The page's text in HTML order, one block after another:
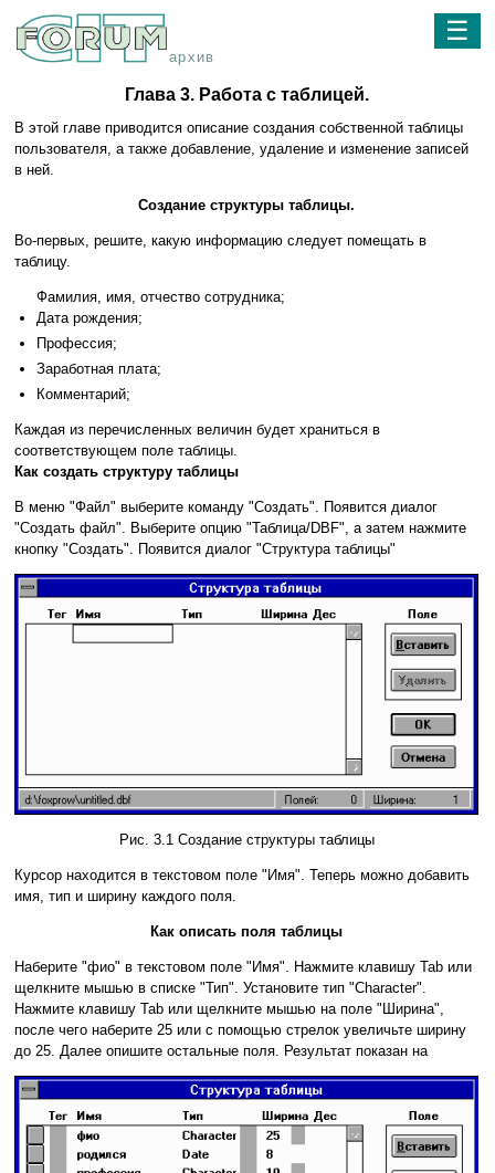
архив
☰
Глава 3. Работа с таблицей.
В этой главе приводится описание создания собственной таблицы
пользователя, а также добавление, удаление и изменение записей
в ней.
Создание структуры таблицы.
Во-первых, решите, какую информацию следует помещать в
таблицу.
Фамилия, имя, отчество сотрудника;
Дата рождения;
Профессия;
Заработная плата;
Комментарий;
Каждая из перечисленных величин будет храниться в
соответствующем поле таблицы.
Как создать структуру таблицы
В меню "Файл" выберите команду "Создать". Появится диалог
"Создать файл". Выберите опцию "Таблица/DBF", а затем нажмите
кнопку "Создать". Появится диалог "Структура таблицы"
Рис. 3.1 Создание структуры таблицы
Курсор находится в текстовом поле "Имя". Теперь можно добавить
имя, тип и ширину каждого поля.
Как описать поля таблицы
Наберите "фио" в текстовом поле "Имя". Нажмите клавишу Tab или
щелкните мышью в списке "Тип". Установите тип "Character".
Нажмите клавишу Tab или щелкните мышью на поле "Ширина",
после чего наберите 25 или с помощью стрелок увеличьте ширину
до 25. Далее опишите остальные поля. Результат показан на